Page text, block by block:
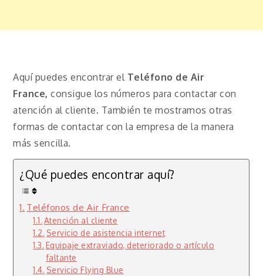
Aquí puedes encontrar el Teléfono de Air
France,consigue los números para contactar con
atención al cliente. También te mostramos otras
formas de contactar con la empresa de la manera
más sencilla.
¿Qué puedes encontrar aquí?
Teléfonos de Air France
Atención al cliente
Servicio de asistencia internet
Equipaje extraviado, deteriorado o artículo
faltante
Servicio Flying Blue